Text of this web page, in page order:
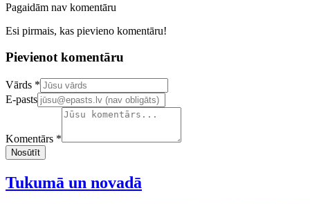
Pagaidām nav komentāru
Esi pirmais, kas pievieno komentāru!
Pievienot komentāru
Confirm your email address
Vārds *
E-pasts
Komentārs *
Nosūtīt
Tukumā un novadā